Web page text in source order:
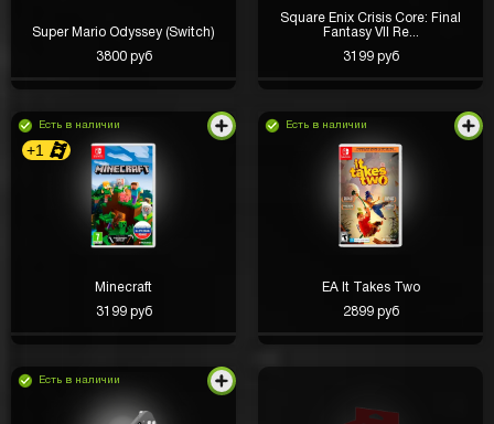
Super Mario Odyssey (Switch)
3800 руб
Square Enix Crisis Core: Final
Fantasy VII Re...
3199 руб
Есть в наличии
+1
Minecraft
3199 руб
Есть в наличии
EA It Takes Two
2899 руб
Есть в наличии